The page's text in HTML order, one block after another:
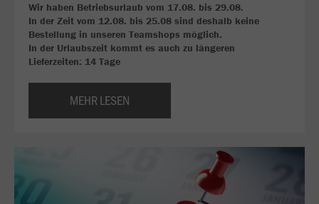
Wir haben Betriebsurlaub vom 17.08. bis 29.08.
In der Zeit vom 12.08. bis 25.08 sind deshalb keine
Bestellung in unseren Teamshops möglich.
In der Urlaubszeit kommt es auch zu längeren
Lieferzeiten: 14 Tage
MEHR LESEN